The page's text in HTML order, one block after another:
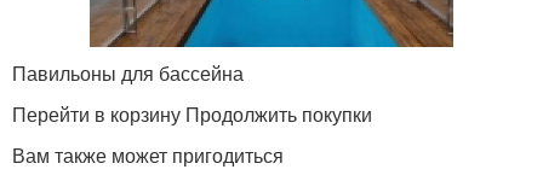
Павильоны для бассейна
Перейти в корзину Продолжить покупки
Вам также может пригодиться